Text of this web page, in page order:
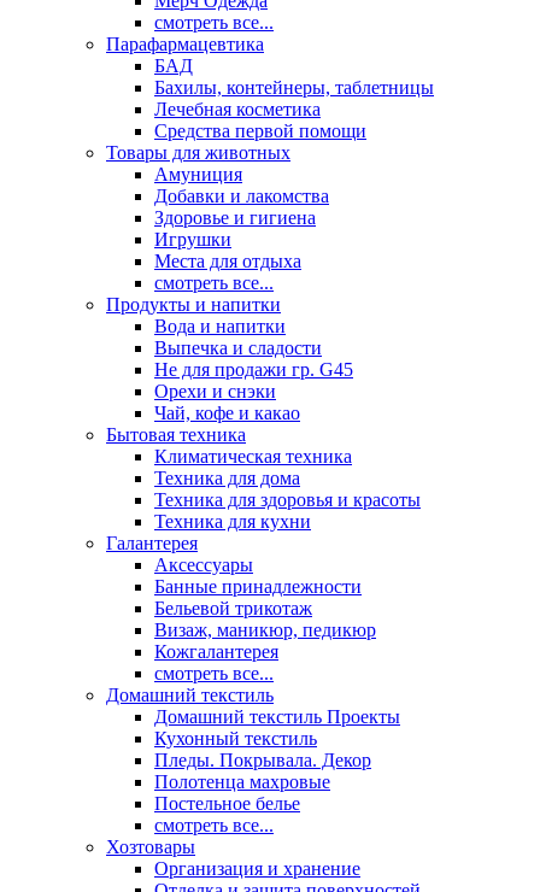
смотреть все...
Парафармацевтика
БАД
Бахилы, контейнеры, таблетницы
Лечебная косметика
Средства первой помощи
Товары для животных
Амуниция
Добавки и лакомства
Здоровье и гигиена
Игрушки
Места для отдыха
смотреть все...
Продукты и напитки
Вода и напитки
Выпечка и сладости
Не для продажи гр. G45
Орехи и снэки
Чай, кофе и какао
Бытовая техника
Климатическая техника
Техника для дома
Техника для здоровья и красоты
Техника для кухни
Галантерея
Аксессуары
Банные принадлежности
Бельевой трикотаж
Визаж, маникюр, педикюр
Кожгалантерея
смотреть все...
Домашний текстиль
Домашний текстиль Проекты
Кухонный текстиль
Пледы. Покрывала. Декор
Полотенца махровые
Постельное белье
смотреть все...
Хозтовары
Организация и хранение